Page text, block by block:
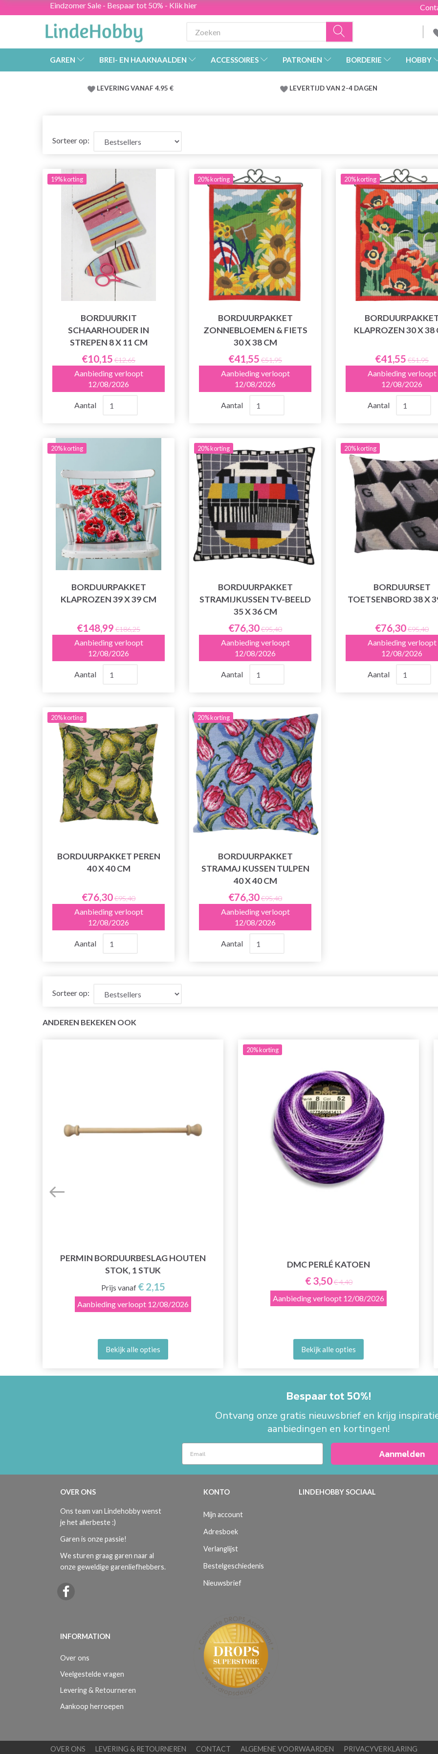
Eindzomer Sale - Bespaar tot 50% - Klik hier
GAREN BREI- EN HAAKNAALDEN ACCESSOIRES PATRONEN BORDERIE HOBBY
LEVERING VANAF 4.95 € LEVERTIJD VAN 2-4 DAGEN
Sorteer op:
19% korting
BORDUURKIT
SCHAARHOUDER IN
STREPEN 8 X 11 CM
€10,15 €12,65
Aanbieding verloopt
12/08/2026
Aantal
20% korting
BORDUURPAKKET
ZONNEBLOEMEN & FIETS
30 X 38 CM
€41,55 €51,95
Aanbieding verloopt
12/08/2026
Aantal
20% korting
KLAPROZEN 30 X 38
€41,55 €51,95
Aanbieding verloopt
12/08/2026
Aantal
20% korting
BORDUURPAKKET
KLAPROZEN 39 X 39 CM
€148,99 €186,25
Aanbieding verloopt
12/08/2026
Aantal
20% korting
BORDUURPAKKET
STRAMIJKUSSEN TV-BEELD
35 X 36 CM
€76,30€95,40
Aanbieding verloopt
12/08/2026
Aantal
20% korting
BORDUURSET
TOETSENBORD 38 X
€76,30€95,40
Aanbieding verloopt
12/08/2026
Aantal
20% korting
BORDUURPAKKET PEREN
40 X 40 CM
€76,30€95,40
Aanbieding verloopt
12/08/2026
Aantal
20% korting
BORDUURPAKKET
STRAMAJ KUSSEN TULPEN
40 X 40 CM
€76,30€95,40
Aanbieding verloopt
12/08/2026
Aantal
Sorteer op:
ANDEREN BEKEKEN OOK
PERMIN BORDUURBESLAG HOUTEN
STOK, 1 STUK
Prijs vanaf € 2,15
Aanbieding verloopt 12/08/2026
Bekijk alle opties
20%korting
DMC PERLÉ KATOEN
€ 3,50€ 4,40
Aanbieding verloopt 12/08/2026
Bekijk alle opties
Bespaar tot 50%!
Ontvang onze gratis nieuwsbrief en krijg
aanbiedingen en kortingen!
Aanmelden
OVER ONS
Ons team van Lindehobby wenst
je het allerbeste :)
Garen is onze passie!
We sturen graag garen naar al
onze geweldige garenliefhebbers.
INFORMATION
Over ons
Veelgestelde vragen
Levering & Retourneren
Aankoop herroepen
KONTO
Mijn account
Adresboek
Verlanglijst
Bestelgeschiedenis
Nieuwsbrief
LINDEHOBBY SOCIAAL
OVER ONS LEVERING & RETOURNEREN CONTACT ALGEMENE VOORWAARDEN PRIVACYVERKLARING